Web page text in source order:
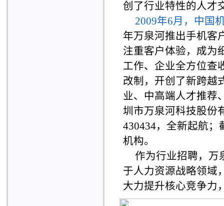
创了行业特性的人才
2009年6月，中国
年万泉河推出手机客
注重客户体验，成为
工作、企业全方位查
改制，开创了新跨越
业、中高端人才推荐
圳市万泉河科技股份
430434，全新起航；
机构。
作为行业招聘，万
于人力资源战略领域
大力提升核心竞争力